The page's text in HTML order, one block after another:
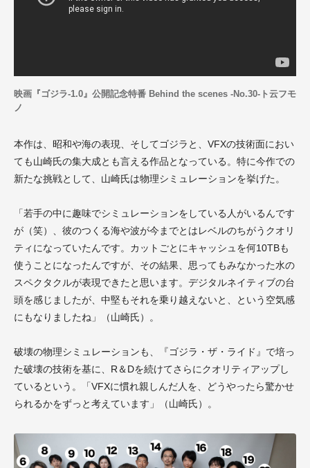
映画『ゴジラ-1.0』公開記念特番 Behind the scenes -No.30-ト云フモ
ノ
本作は、昭和や海の表現、そしてゴジラと、VFXの技術面におい
ても山崎氏の集大成とも言える作品となっている。特に今作での
新たな挑戦として、山崎氏は物理シミュレーションを挙げた。
「若手の中に趣味でシミュレーションをしている人がいるんです
が（笑）、彼のつくる海や波が今までとはレベルのちがうクオリ
ティになっていたんです。カットごとにキャッシュを何10TBも
使うことになったんですが、その結果、思ってもみなかった水の
スペクタクルが表現できたと思います。デジタルネイティブの台
頭を感じましたが、中堅もそれを乗り越えないと、という空気感
にもなりましたね」（山崎氏）。
破壊の物理シミュレーションも、『ゴジラ・ザ・ライド』で培っ
た破壊の技術を基に、R＆Dを続けてさらにクオリティアップし
ているという。「VFXに慣れ親しんだ人を、どうやったら驚かせ
られるかをずっと考えています」（山崎氏）。